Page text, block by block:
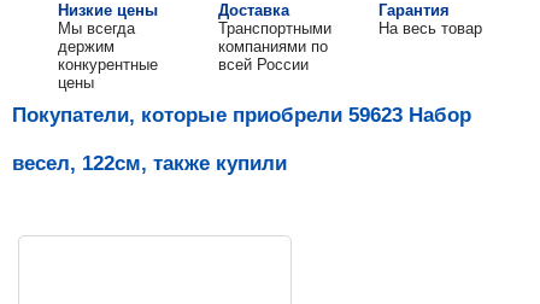
Низкие цены
Мы всегда
держим
конкурентные
цены
Доставка
Транспортными
компаниями по
всей России
Гарантия
На весь товар
Покупатели, которые приобрели 59623 Набор
весел, 122см, также купили